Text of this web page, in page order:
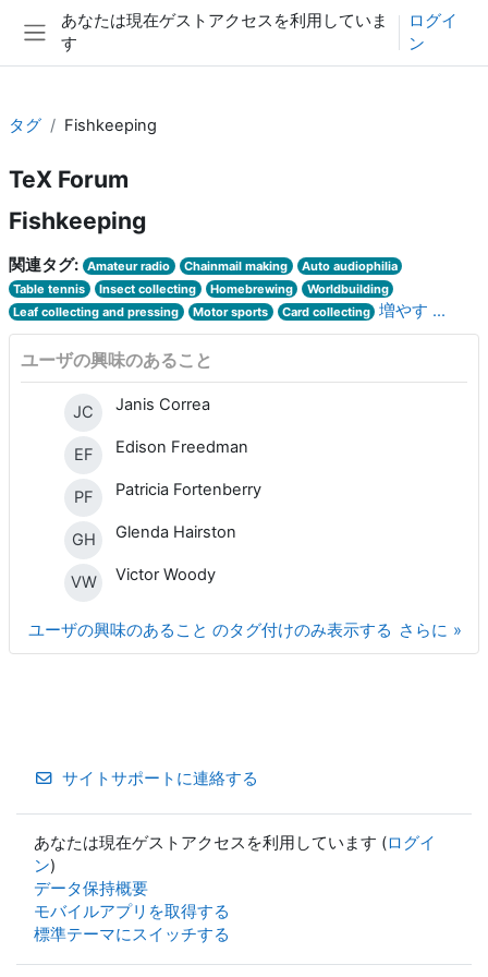
メインコンテンツへスキップする
サイドパネル
あなたは現在ゲストアクセスを利用していま
す
ログイ
ン
タグ Fishkeeping
TeX Forum
Fishkeeping
関連タグ: Amateur radio Chainmail making
Auto audiophilia
Table tennis
Insect collecting Homebrewing
Worldbuilding
Leaf collecting and pressing
Motor sports Card collecting 増やす ...
ユーザの興味のあること
JC Janis Correa
EF Edison Freedman
PF Patricia Fortenberry
GH Glenda Hairston
VW Victor Woody
さらに
ユーザの興味のあること のタグ付けのみ表示する
サイトサポートに連絡する
あなたは現在ゲストアクセスを利用しています (ログイ
ン)
データ保持概要
モバイルアプリを取得する
標準テーマにスイッチする